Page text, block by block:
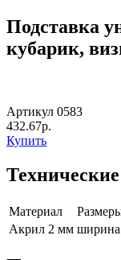
Подставка
кубарик,
Артикул 0583
432.67р.
Купить
Материал
Акрил 2 мм ширина